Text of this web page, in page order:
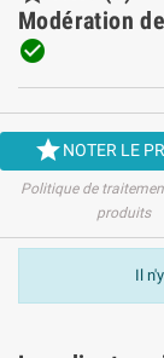
Modération

NOTER LE
Politique de
produits
Il